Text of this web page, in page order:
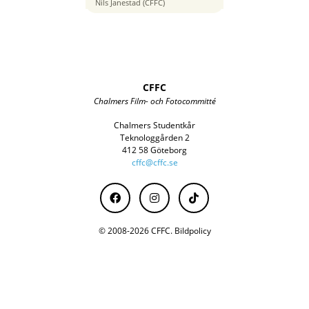
Nils Janestad (CFFC)
CFFC
Chalmers Film- och Fotocommitté
Chalmers Studentkår
Teknologgården 2
412 58 Göteborg
cffc@cffc.se
© 2008-2026 CFFC. Bildpolicy